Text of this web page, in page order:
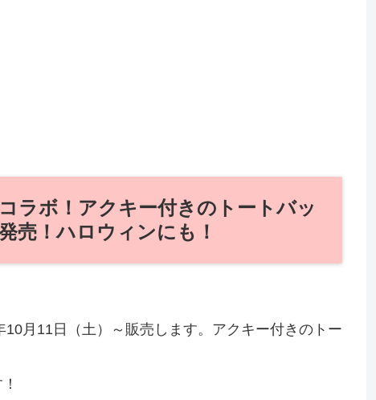
ラボ！アクキー付きのトートバッ
売！ハロウィンにも！
月11日（土）～販売します。アクキー付きのトー